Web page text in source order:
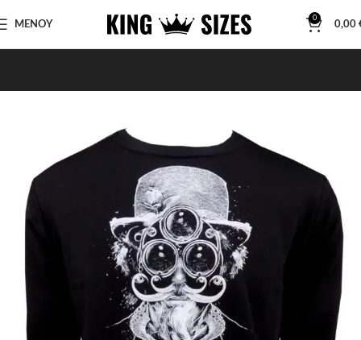
ΜΕΝΟΥ
0
0,00